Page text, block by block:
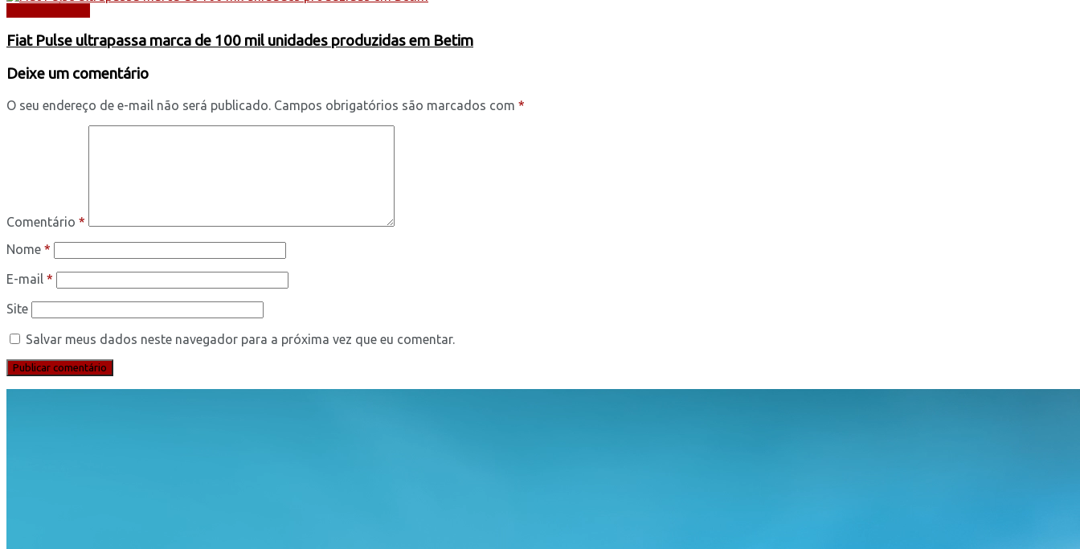
Fiat Pulse ultrapassa marca de 100 mil unidades produzidas em Betim
Deixe um comentário
O seu endereço de e-mail não será publicado. Campos obrigatórios são marcados com *
Comentário *
Nome *
E-mail *
Site
Salvar meus dados neste navegador para a próxima vez que eu comentar.